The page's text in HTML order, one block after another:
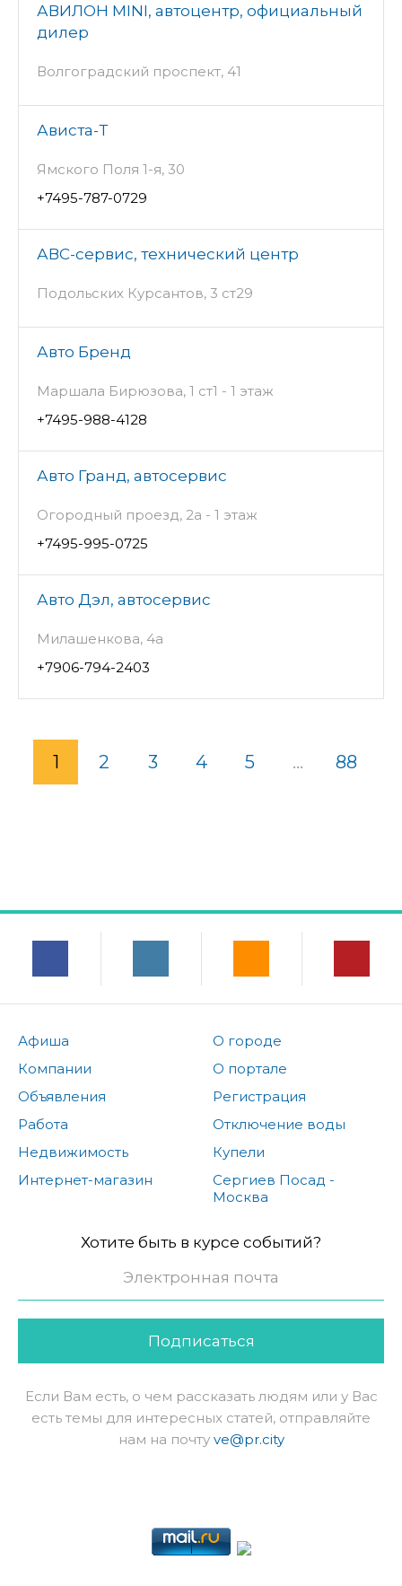
АВИЛОН MINI, автоцентр, официальный
дилер
Волгоградский проспект, 41
Ависта-Т
Ямского Поля 1-я, 30
+7495-787-0729
АВС-сервис, технический центр
Подольских Курсантов, 3 ст29
Авто Бренд
Маршала Бирюзова, 1 ст1 - 1 этаж
+7495-988-4128
Авто Гранд, автосервис
Огородный проезд, 2а - 1 этаж
+7495-995-0725
Авто Дэл, автосервис
Милашенкова, 4а
+7906-794-2403
1 2 3 4 5 ... 88
Афиша
Компании
Объявления
Работа
Недвижимость
Интернет-магазин
О городе
О портале
Регистрация
Отключение воды
Купели
Сергиев Посад -
Москва
Хотите быть в курсе событий?
Подписаться
Если Вам есть, о чем рассказать людям или у Вас
есть темы для интересных статей, отправляйте
нам на почту ve@pr.city